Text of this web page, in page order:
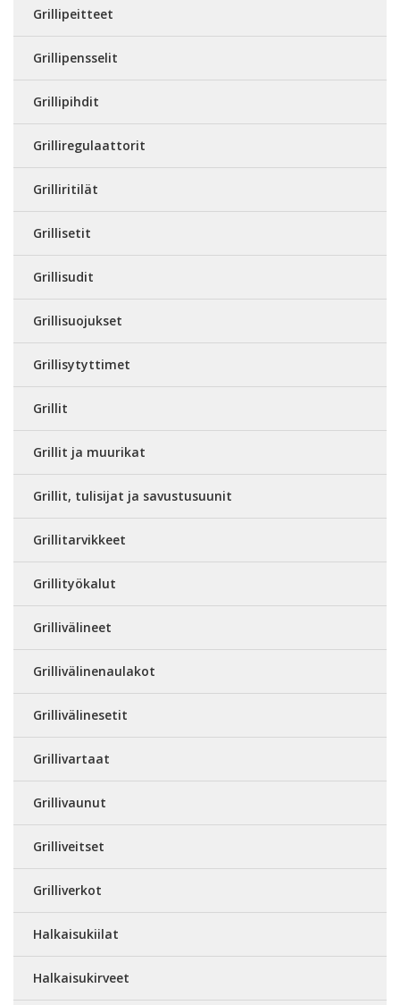
Grillipeitteet
Grillipensselit
Grillipihdit
Grilliregulaattorit
Grilliritilät
Grillisetit
Grillisudit
Grillisuojukset
Grillisytyttimet
Grillit
Grillit ja muurikat
Grillit, tulisijat ja savustusuunit
Grillitarvikkeet
Grillityökalut
Grillivälineet
Grillivälinenaulakot
Grillivälinesetit
Grillivartaat
Grillivaunut
Grilliveitset
Grilliverkot
Halkaisukiilat
Halkaisukirveet